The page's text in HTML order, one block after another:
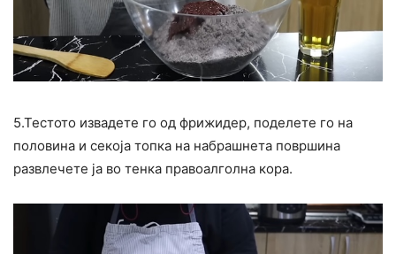
5.Тестото извадете го од фрижидер, поделете го на
половина и секоја топка на набрашнета површина
развлечете ја во тенка правоалголна кора.